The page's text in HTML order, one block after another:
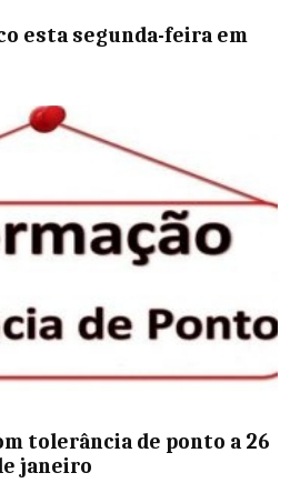
esta segunda-feira em
tolerância de ponto a 26
janeiro